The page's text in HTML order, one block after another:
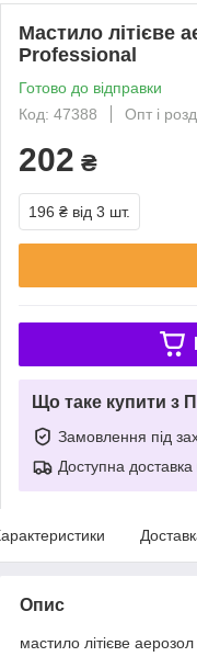
Мастило літієве
Professional
Готово до відправки
Код: 47388
Опт і
202 ₴
196 ₴ від 3 шт.
Що таке купити з
Замовлення під
Доступна доставка
Опис
мастило літієве